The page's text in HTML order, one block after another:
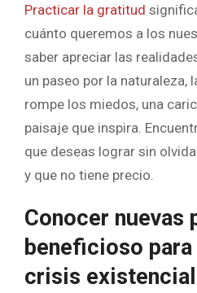
Practicar la gratitud
cuánto queremos a los
saber apreciar las
un paseo por la naturaleza,
rompe los miedos, una
paisaje que inspira.
que deseas lograr sin
y que no tiene precio.
Conocer nuevas
beneficioso para
crisis existencial